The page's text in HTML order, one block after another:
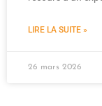
LIRE LA SUITE »
26 mars 2026